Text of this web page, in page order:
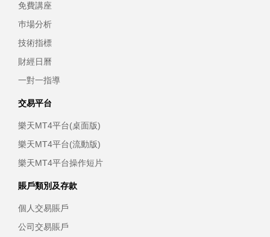
免費講座
巿場分析
技術指標
財經日曆
一對一指導
交易平台
樂天MT4平台(桌面版)
樂天MT4平台(流動版)
樂天MT4平台操作短片
賬戶類別及存款
個人交易賬戶
公司交易賬戶